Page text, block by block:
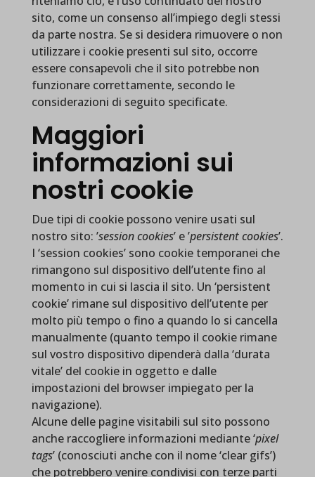
sito, come un consenso all’impiego degli stessi
da parte nostra. Se si desidera rimuovere o non
utilizzare i cookie presenti sul sito, occorre
essere consapevoli che il sito potrebbe non
funzionare correttamente, secondo le
considerazioni di seguito specificate.
Maggiori
informazioni sui
nostri cookie
Due tipi di cookie possono venire usati sul
nostro sito: ’session cookies’ e ’persistent cookies’.
I ‘session cookies’ sono cookie temporanei che
rimangono sul dispositivo dell’utente fino al
momento in cui si lascia il sito. Un ‘persistent
cookie’ rimane sul dispositivo dell’utente per
molto più tempo o fino a quando lo si cancella
manualmente (quanto tempo il cookie rimane
sul vostro dispositivo dipenderà dalla ‘durata
vitale’ del cookie in oggetto e dalle
impostazioni del browser impiegato per la
navigazione).
Alcune delle pagine visitabili sul sito possono
anche raccogliere informazioni mediante ‘pixel
tags’ (conosciuti anche con il nome ‘clear gifs’)
che potrebbero venire condivisi con terze parti